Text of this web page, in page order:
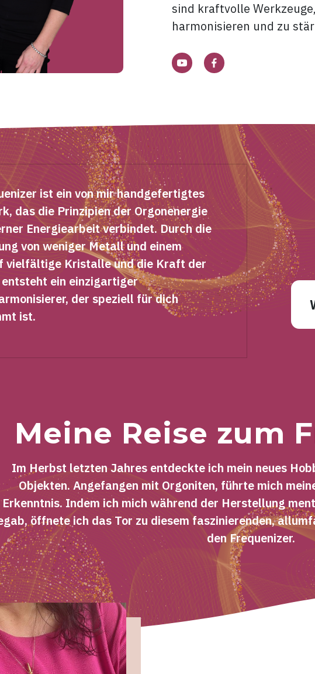
sind kraftvolle
harmonisieren und zu
ist ein von mir handgefertigtes
das die Prinzipien der Orgonenergie
Energiearbeit verbindet. Durch die
von weniger Metall und einem
vielfältige Kristalle und die Kraft der
ein einzigartiger
der speziell für dich
ist.
Meine Reise zum
Im Herbst letzten Jahres entdeckte ich mein neues
Objekten. Angefangen mit Orgoniten, führte mich
Erkenntnis. Indem ich mich während der Herstellung
öffnete ich das Tor zu diesem faszinierenden,
den Frequenizer.